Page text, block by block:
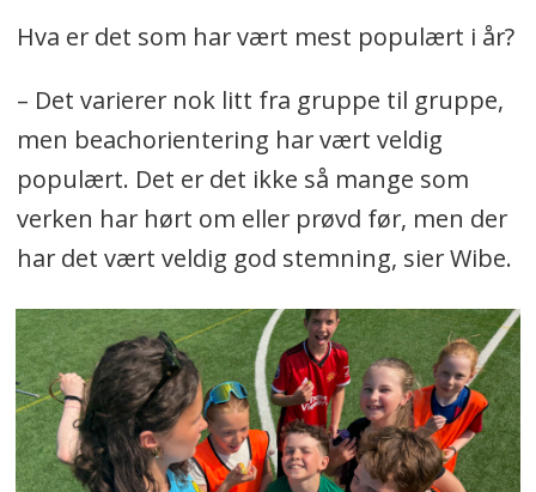
Hva er det som har vært mest populært i år?
– Det varierer nok litt fra gruppe til gruppe,
men beachorientering har vært veldig
populært. Det er det ikke så mange som
verken har hørt om eller prøvd før, men der
har det vært veldig god stemning, sier Wibe.